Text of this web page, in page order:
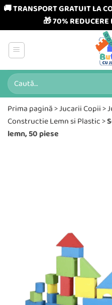
🚚 TRANSPORT GRATUIT LA
🎁 70% REDUCERE
content
Caută
după:
Prima pagină>Jucarii Copii>
Constructie Lemn si Plastic>
lemn, 50 piese